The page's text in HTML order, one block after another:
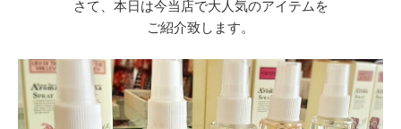
さて、本日は今当店で大人気のアイテムを
ご紹介致します。